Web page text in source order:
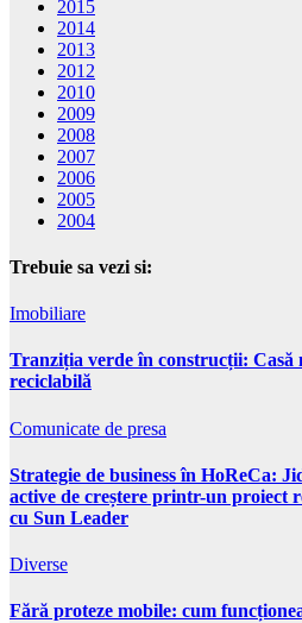
2015
2014
2013
2012
2010
2009
2008
2007
2006
2005
2004
Trebuie sa vezi si:
Imobiliare
Tranziția verde în construcții: Casă
reciclabilă
Comunicate de presa
Strategie de business în HoReCa:
active de creștere printr-un proiect
cu Sun Leader
Diverse
Fără proteze mobile: cum